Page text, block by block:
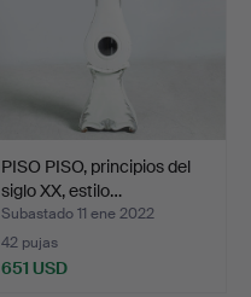
PISO PISO, principios del
siglo XX, estilo…
Subastado 11 ene 2022
42 pujas
651 USD